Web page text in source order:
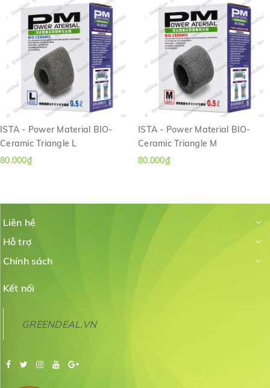
ISTA - Power Material BIO-
Ceramic Triangle L
80.000₫
ISTA - Power Material BIO-
Ceramic Triangle M
80.000₫
Liên hệ
Hỗ trợ
Chính sách
Kết nối
GREENDEAL.VN